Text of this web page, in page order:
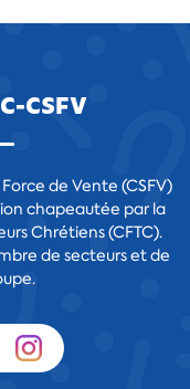
CSFV
de Vente (CSFV)
chapeautée par la
Chrétiens (CFTC).
de secteurs et de